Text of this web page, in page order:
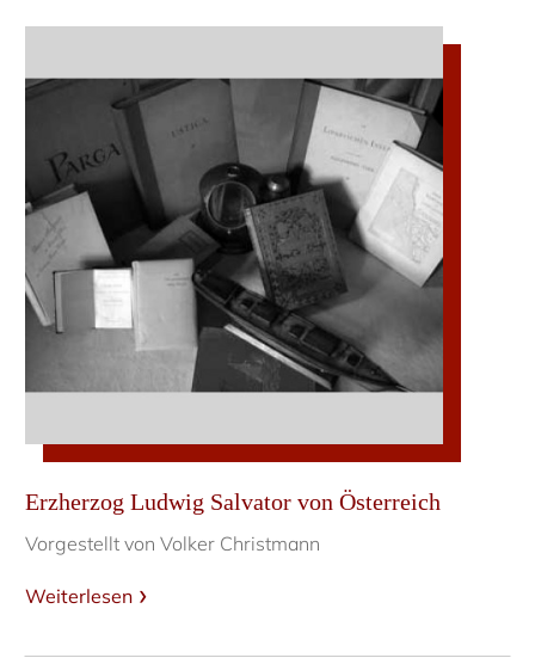
Erzherzog Ludwig Salvator von Österreich
Vorgestellt von Volker Christmann
Weiterlesen